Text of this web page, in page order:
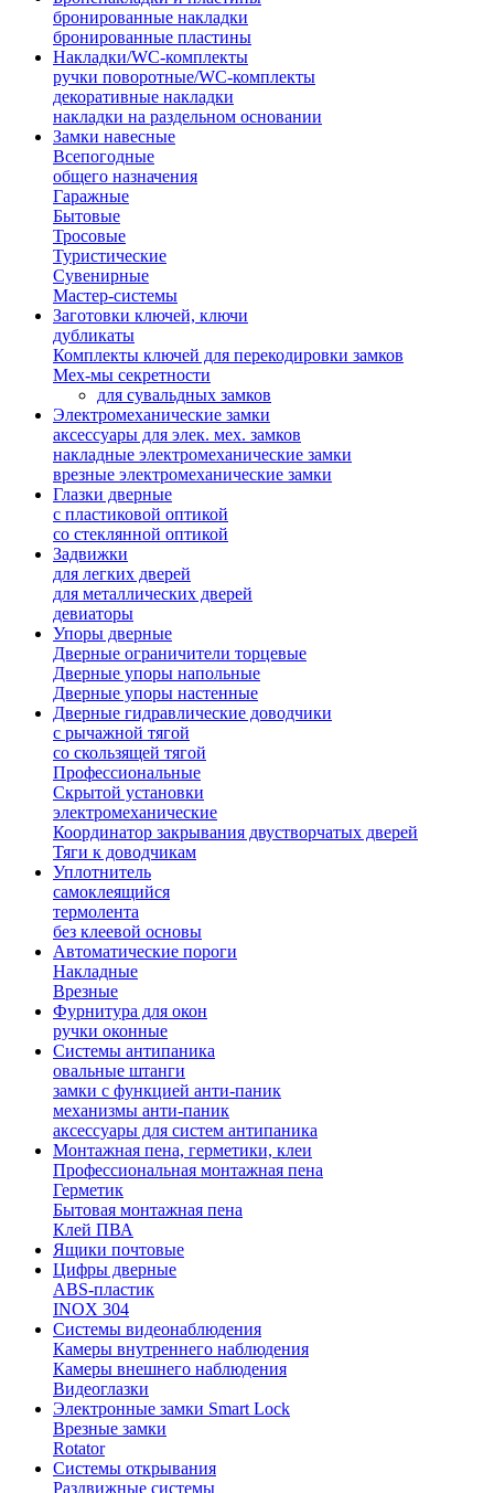
бронированные накладки
бронированные пластины
Накладки/WC-комплекты
ручки поворотные/WC-комплекты
декоративные накладки
накладки на раздельном основании
Замки навесные
Всепогодные
общего назначения
Гаражные
Бытовые
Тросовые
Туристические
Сувенирные
Мастер-системы
Заготовки ключей, ключи
дубликаты
Комплекты ключей для перекодировки замков
Мех-мы секретности
для сувальдных замков
Электромеханические замки
аксессуары для элек. мех. замков
накладные электромеханические замки
врезные электромеханические замки
Глазки дверные
с пластиковой оптикой
со стеклянной оптикой
Задвижки
для легких дверей
для металлических дверей
девиаторы
Упоры дверные
Дверные ограничители торцевые
Дверные упоры напольные
Дверные упоры настенные
Дверные гидравлические доводчики
с рычажной тягой
со скользящей тягой
Профессиональные
Скрытой установки
электромеханические
Координатор закрывания двустворчатых дверей
Тяги к доводчикам
Уплотнитель
самоклеящийся
термолента
без клеевой основы
Автоматические пороги
Накладные
Врезные
Фурнитура для окон
ручки оконные
Системы антипаника
овальные штанги
замки с функцией анти-паник
механизмы анти-паник
аксессуары для систем антипаника
Монтажная пена, герметики, клеи
Профессиональная монтажная пена
Герметик
Бытовая монтажная пена
Клей ПВА
Ящики почтовые
Цифры дверные
ABS-пластик
INOX 304
Системы видеонаблюдения
Камеры внутреннего наблюдения
Камеры внешнего наблюдения
Видеоглазки
Электронные замки Smart Lock
Врезные замки
Rotator
Системы открывания
Раздвижные системы